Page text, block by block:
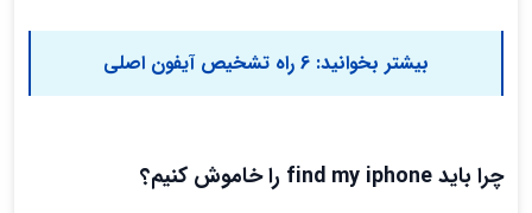
بیشتر بخوانید: 6 راه تشخیص آیفون اصلی
چرا باید find my iphone را خاموش کنیم؟